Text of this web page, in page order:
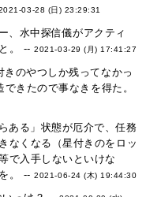
03-28 (日) 23:29:31
、水中探信儀がアクティ
。 --2021-03-29 (月) 17:41:27
きのやつしか残ってなかっ
きたので事なきを得た。
ある」状態が厄介で、任務
なくなる（星付きのをロッ
で入手しないといけな
。 --2021-06-24 (木) 19:44:30